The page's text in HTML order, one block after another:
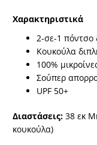
Χαρακτηριστικά
2-σε-1 πόντσο
Κουκούλα
100%
Σούπερ
UPF 50+
Διαστάσεις: 38 εκ
κουκούλα)